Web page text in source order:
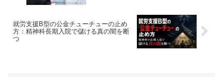
就労支援B型の公金チューチューの止め
方：精神科長期入院で儲ける真の闇を断
つ